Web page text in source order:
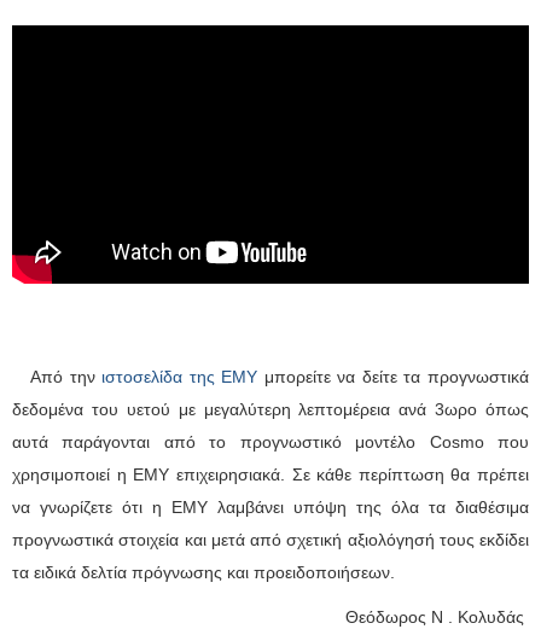
Από την ιστοσελίδα της ΕΜΥ μπορείτε να δείτε τα προγνωστικά
δεδομένα του υετού με μεγαλύτερη λεπτομέρεια ανά 3ωρο όπως
αυτά παράγονται από το προγνωστικό μοντέλο Cosmo που
χρησιμοποιεί η ΕΜΥ επιχειρησιακά. Σε κάθε περίπτωση θα πρέπει
να γνωρίζετε ότι η ΕΜΥ λαμβάνει υπόψη της όλα τα διαθέσιμα
προγνωστικά στοιχεία και μετά από σχετική αξιολόγησή τους εκδίδει
τα ειδικά δελτία πρόγνωσης και προειδοποιήσεων.
Θεόδωρος Ν . Κολυδάς